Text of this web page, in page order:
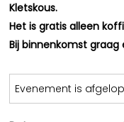
Kletskous.
Het is gratis alleen
Bij binnenkomst
Evenement is